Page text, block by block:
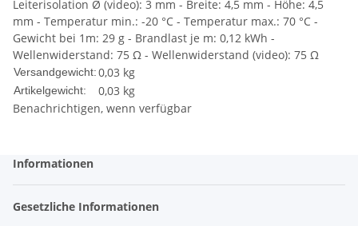
Leiterisolation Ø (video): 3 mm - Breite: 4,5 mm - Höhe: 4,5
mm - Temperatur min.: -20 °C - Temperatur max.: 70 °C -
Gewicht bei 1m: 29 g - Brandlast je m: 0,12 kWh -
Wellenwiderstand: 75 Ω - Wellenwiderstand (video): 75 Ω
Versandgewicht:0,03 kg
Artikelgewicht: 0,03 kg
Benachrichtigen, wenn verfügbar
Informationen
Gesetzliche Informationen